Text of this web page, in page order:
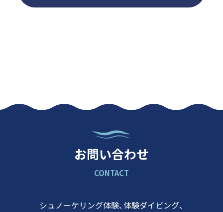
お問い合わせ
CONTACT
シュノーケリング体験、体験ダイビング、